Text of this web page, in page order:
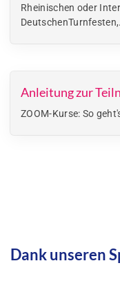
Rheinischen oder
Anleitung zur
ZOOM-Kurse: So
Dank unseren